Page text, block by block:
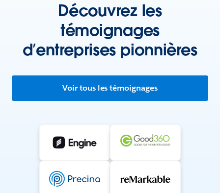
Découvrez les
témoignages
d’entreprises pionnières
Voir tous les témoignages